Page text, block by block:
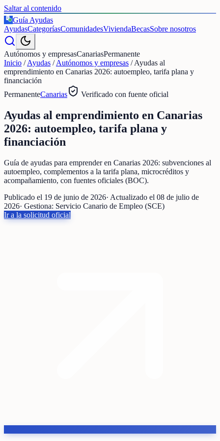
Saltar al contenido
€
Guía Ayudas
AyudasCategoríasComunidadesViviendaBecasSobre nosotros
Autónomos y empresasCanariasPermanente
Inicio /Ayudas /Autónomos y empresas /Ayudas al
emprendimiento en Canarias 2026: autoempleo, tarifa plana y
financiación
PermanenteCanarias Verificado con fuente oficial
Ayudas al emprendimiento en Canarias
2026: autoempleo, tarifa plana y
financiación
Guía de ayudas para emprender en Canarias 2026: subvenciones al
autoempleo, complementos a la tarifa plana, microcréditos y
acompañamiento, con fuentes oficiales (BOC).
Publicado el 19 de junio de 2026· Actualizado el 08 de julio de
2026· Gestiona: Servicio Canario de Empleo (SCE)
Ir a la solicitud oficial